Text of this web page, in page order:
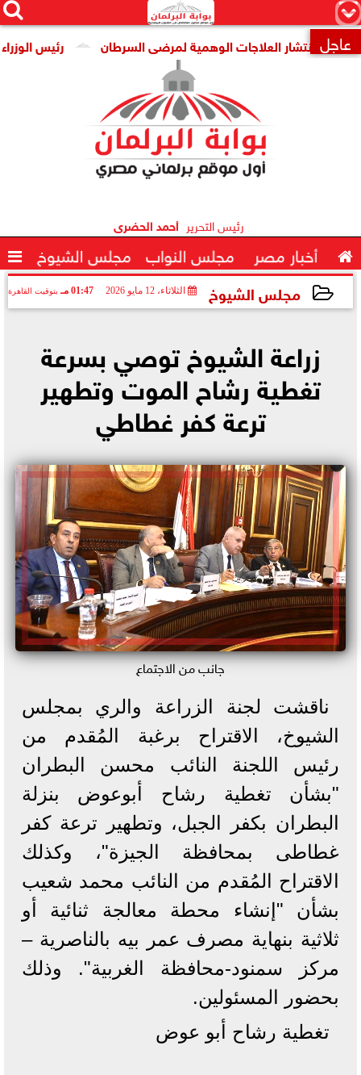
×


 عاجل رئيس الوزراء يتابع العلاجات الوهمية لمرضى السرطان
رئيس التحرير أحمد الحضرى
 أخبار مصر مجلس النواب مجلس الشيوخ 
مجلس الشيوخ الثلاثاء، 12 مايو 2026 01:47 مـ بتوقيت القاهرة
زراعة الشيوخ توصي بسرعة
تغطية رشاح الموت وتطهير
ترعة كفر غطاطي
جانب من الاجتماع
ناقشت لجنة الزراعة والري بمجلس
الشيوخ، الاقتراح برغبة المُقدم من
رئيس اللجنة النائب محسن البطران
"بشأن تغطية رشاح أبوعوض بنزلة
البطران بكفر الجبل، وتطهير ترعة كفر
غطاطى بمحافظة الجيزة"، وكذلك
الاقتراح المُقدم من النائب محمد شعيب
بشأن "إنشاء محطة معالجة ثنائية أو
ثلاثية بنهاية مصرف عمر بيه بالناصرية –
مركز سمنود-محافظة الغربية". وذلك
بحضور المسئولين.
تغطية رشاح أبو عوض